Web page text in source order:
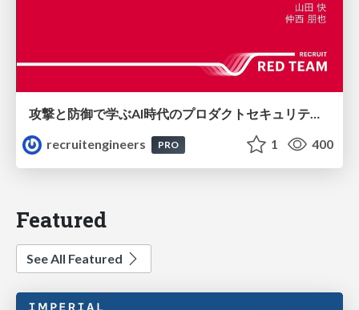
攻撃と防御で学ぶAI時代のプロダクトセキュリティ演習
recruitengineers
PRO 1 400
Featured
See All Featured